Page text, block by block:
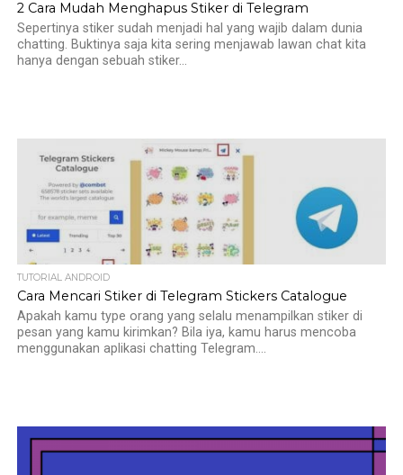
2 Cara Mudah Menghapus Stiker di Telegram
Sepertinya stiker sudah menjadi hal yang wajib dalam dunia
chatting. Buktinya saja kita sering menjawab lawan chat kita
hanya dengan sebuah stiker...
TUTORIAL ANDROID
Cara Mencari Stiker di Telegram Stickers Catalogue
Apakah kamu type orang yang selalu menampilkan stiker di
pesan yang kamu kirimkan? Bila iya, kamu harus mencoba
menggunakan aplikasi chatting Telegram....